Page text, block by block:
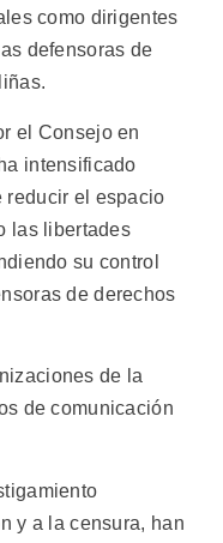
como dirigentes
defensoras de
el Consejo en
intensificado
reducir el espacio
las libertades
su control
de derechos
de la
de comunicación
y a la censura, han